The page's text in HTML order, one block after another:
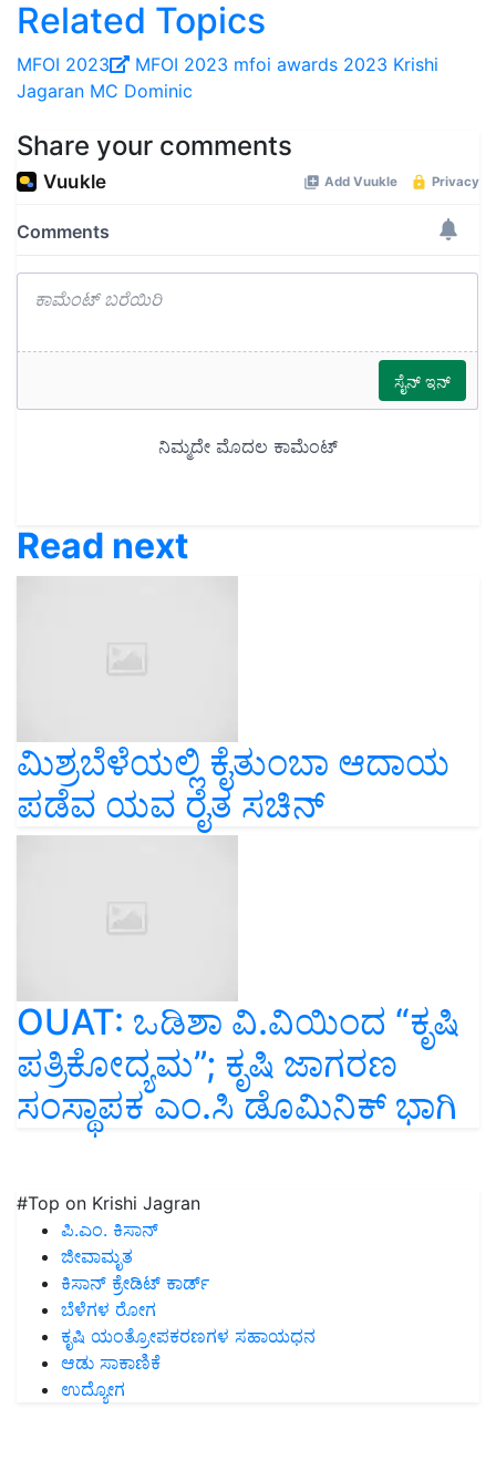
Related Topics
MFOI 2023 MFOI 2023 mfoi awards 2023 Krishi
Jagaran MC Dominic
Share your comments
Read next
ಮಿಶ್ರಬೆಳೆಯಲ್ಲಿ ಕೈತುಂಬಾ ಆದಾಯ
ಪಡೆವ ಯವ ರೈತ ಸಚಿನ್
OUAT: ಒಡಿಶಾ ವಿ.ವಿಯಿಂದ “ಕೃಷಿ
ಪತ್ರಿಕೋದ್ಯಮ”; ಕೃಷಿ ಜಾಗರಣ
ಸಂಸ್ಥಾಪಕ ಎಂ.ಸಿ ಡೊಮಿನಿಕ್ ಭಾಗಿ
#Top on Krishi Jagran
ಪಿ.ಎಂ. ಕಿಸಾನ್
ಜೀವಾಮೃತ
ಕಿಸಾನ್ ಕ್ರೇಡಿಟ್ ಕಾರ್ಡ್
ಬೆಳೆಗಳ ರೋಗ
ಕೃಷಿ ಯಂತ್ರೋಪಕರಣಗಳ ಸಹಾಯಧನ
ಆಡು ಸಾಕಾಣಿಕೆ
ಉದ್ಯೋಗ